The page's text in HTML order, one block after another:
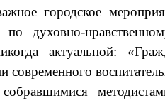
городское
по духовно-
актуальной:
современного